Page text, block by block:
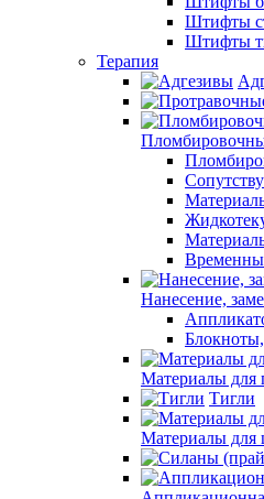
Штифты
Штифты
Терапия
Нанесение,
Материалы для
Тигли
Материалы для